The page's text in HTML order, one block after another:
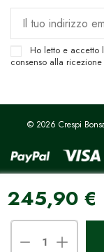
245,90 €
Ho letto e accetto
consenso alla
© 2026 Crespi
Sito protetto da
Le tue